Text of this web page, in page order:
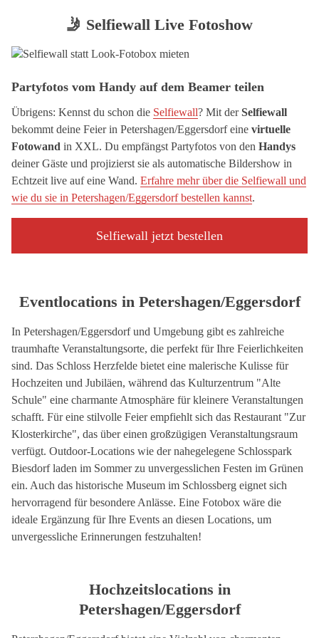
🤳 Selfiewall Live Fotoshow
Partyfotos vom Handy auf dem Beamer teilen
Übrigens: Kennst du schon die Selfiewall? Mit derSelfiewall
bekommt deine Feier in Petershagen/Eggersdorf eine virtuelle
Fotowand in XXL. Du empfängst Partyfotos von den Handys
deiner Gäste und projizierst sie als automatische Bildershow in
Echtzeit live auf eine Wand. Erfahre mehr über die Selfiewall und
wie du sie in Petershagen/Eggersdorf bestellen kannst.
Selfiewall jetzt bestellen
Eventlocations in Petershagen/Eggersdorf
In Petershagen/Eggersdorf und Umgebung gibt es zahlreiche
traumhafte Veranstaltungsorte, die perfekt für Ihre Feierlichkeiten
sind. Das Schloss Herzfelde bietet eine malerische Kulisse für
Hochzeiten und Jubiläen, während das Kulturzentrum "Alte
Schule" eine charmante Atmosphäre für kleinere Veranstaltungen
schafft. Für eine stilvolle Feier empfiehlt sich das Restaurant "Zur
Klosterkirche", das über einen großzügigen Veranstaltungsraum
verfügt. Outdoor-Locations wie der nahegelegene Schlosspark
Biesdorf laden im Sommer zu unvergesslichen Festen im Grünen
ein. Auch das historische Museum im Schlossberg eignet sich
hervorragend für besondere Anlässe. Eine Fotobox wäre die
ideale Ergänzung für Ihre Events an diesen Locations, um
unvergessliche Erinnerungen festzuhalten!
Hochzeitslocations in
Petershagen/Eggersdorf